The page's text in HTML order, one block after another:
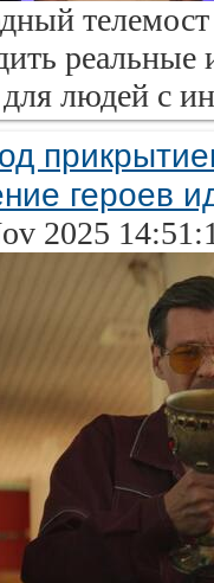
телемост
реальные
для людей с
героев
2025